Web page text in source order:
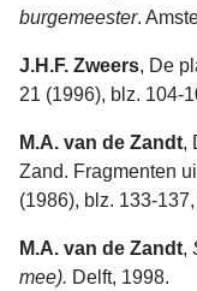
burgemeester.
J.H.F. Zweers, De
21 (1996), blz. 104-
M.A. van de Zandt,
Zand. Fragmen­ten
(1986), blz. 133-
M.A. van de Zandt,
mee). Delft, 1998.